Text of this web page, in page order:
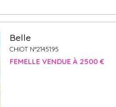
Belle
CHIOT N°2145195
FEMELLE VENDUE À 2500 €